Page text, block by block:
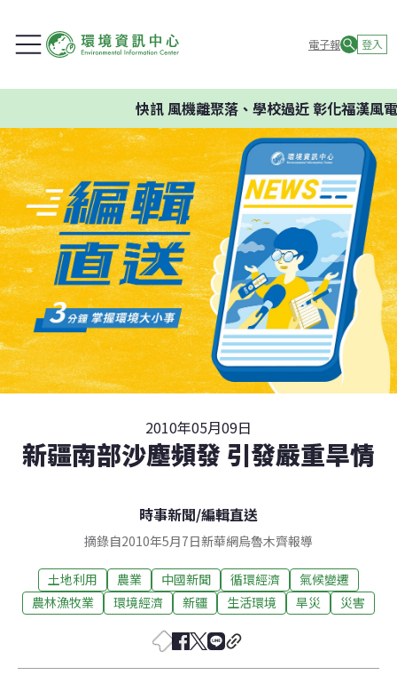
電子報 登入
快訊風機離聚落、學校過近 彰化福漢風電
2010年05月09日
新疆南部沙塵頻發 引發嚴重旱情
時事新聞/編輯直送
摘錄自2010年5月7日新華網烏魯木齊報導
土地利用 農業 中國新聞 循環經濟
氣候變遷
農林漁牧業
環境經濟 新疆 生活環境 旱災 災害